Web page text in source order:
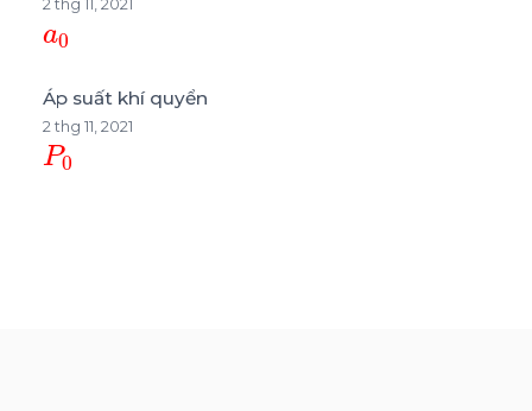
2 thg 11, 2021
a0
Áp suất khí quyển
2 thg 11, 2021
P0